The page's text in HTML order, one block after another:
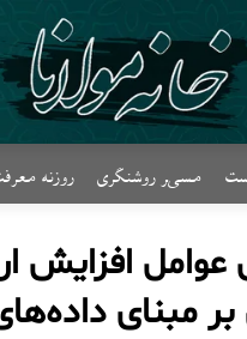
مسیر روشنگری روزنه
عوامل افزایش
مبنای